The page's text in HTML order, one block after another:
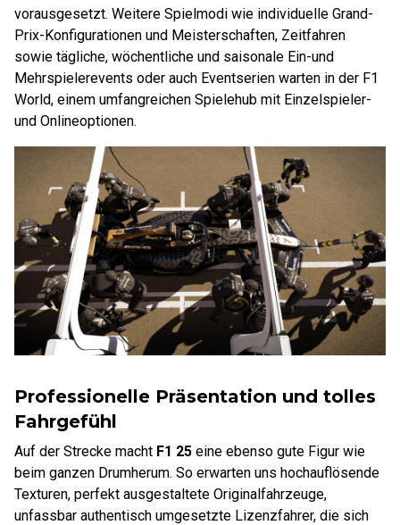
vorausgesetzt. Weitere Spielmodi wie individuelle Grand-
Prix-Konfigurationen und Meisterschaften, Zeitfahren
sowie tägliche, wöchentliche und saisonale Ein-und
Mehrspielerevents oder auch Eventserien warten in der F1
World, einem umfangreichen Spielehub mit Einzelspieler-
und Onlineoptionen.
Professionelle Präsentation und tolles
Fahrgefühl
Auf der Strecke macht F1 25 eine ebenso gute Figur wie
beim ganzen Drumherum. So erwarten uns hochauflösende
Texturen, perfekt ausgestaltete Originalfahrzeuge,
unfassbar authentisch umgesetzte Lizenzfahrer, die sich